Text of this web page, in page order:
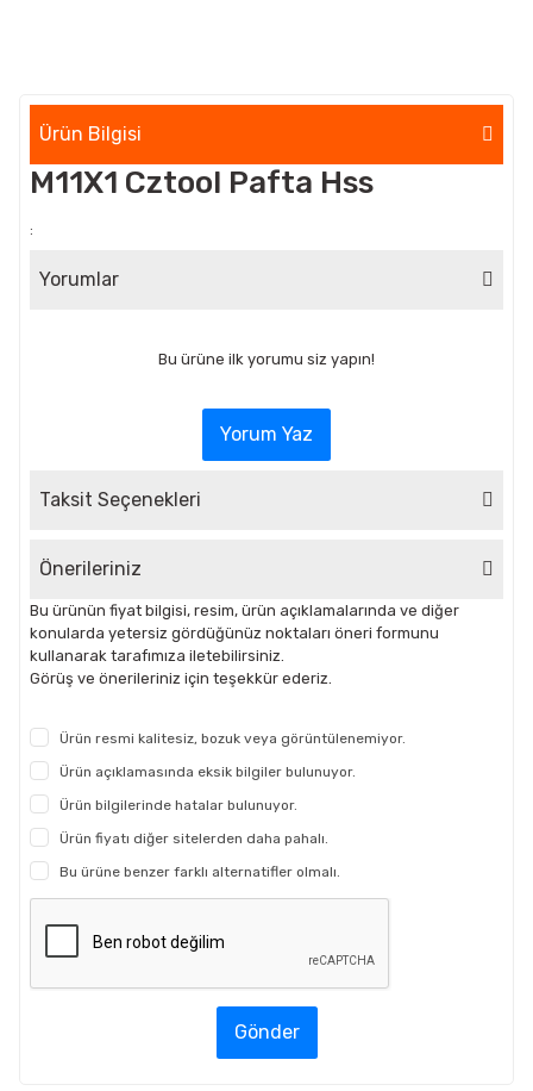
Ürün Bilgisi
M11X1 Cztool Pafta Hss
:
Yorumlar
Bu ürüne ilk yorumu siz yapın!
Yorum Yaz
Taksit Seçenekleri
Önerileriniz
Bu ürünün fiyat bilgisi, resim, ürün açıklamalarında ve diğer
konularda yetersiz gördüğünüz noktaları öneri formunu
kullanarak tarafımıza iletebilirsiniz.
Görüş ve önerileriniz için teşekkür ederiz.
Ürün resmi kalitesiz, bozuk veya görüntülenemiyor.
Ürün açıklamasında eksik bilgiler bulunuyor.
Ürün bilgilerinde hatalar bulunuyor.
Ürün fiyatı diğer sitelerden daha pahalı.
Bu ürüne benzer farklı alternatifler olmalı.
Gönder